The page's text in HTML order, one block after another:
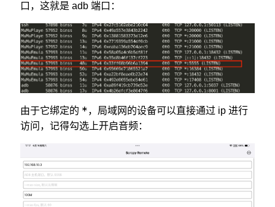
口，这就是 adb 端口：
由于它绑定的 *，局域网的设备可以直接通过 ip 进行
访问，记得勾选上开启音频：